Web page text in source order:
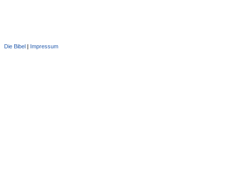
Die Bibel | Impressum